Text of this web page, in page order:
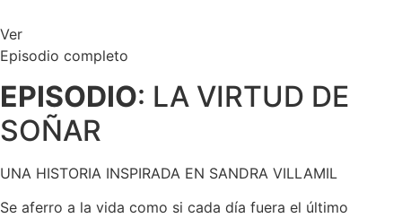
Ver
Episodio completo
EPISODIO: LA VIRTUD DE
SOÑAR
UNA HISTORIA INSPIRADA EN SANDRA VILLAMIL
Se aferro a la vida como si cada día fuera el último